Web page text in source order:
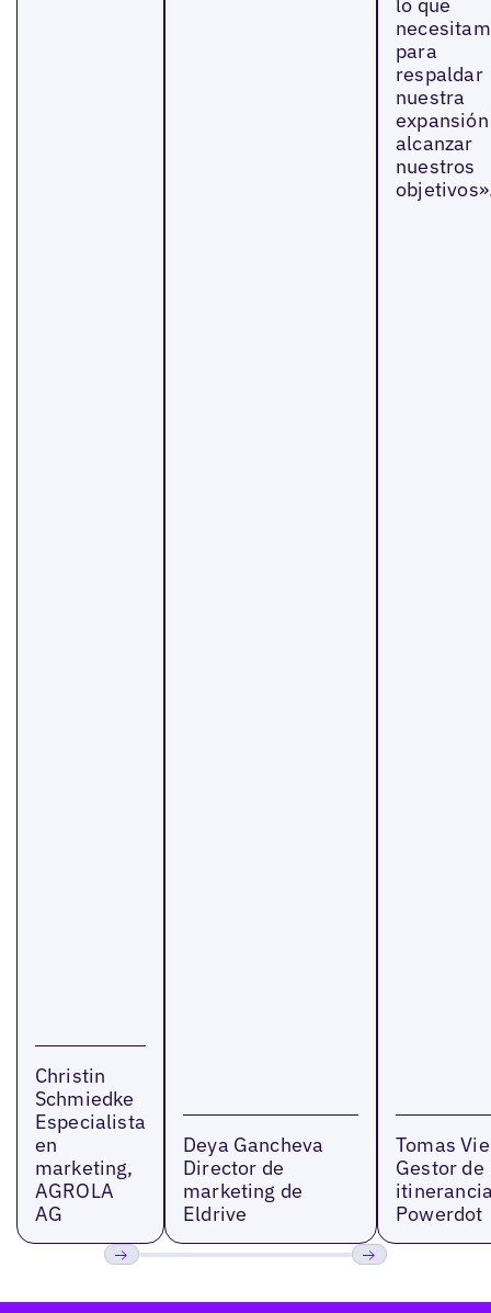
Christin
Schmiedke
Especialista
en
marketing,
AGROLA
AG
Deya Gancheva
Director de
marketing de
Eldrive
lo que
para
respaldar
nuestra
alcanzar
nuestros
Tomas
Gestor de
Powerdot